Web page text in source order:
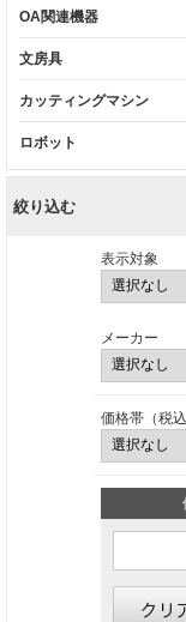
OA関連機器
文房具
カッティングマシン
ロボット
絞り込む
表示対象
メーカー
価格帯（税込